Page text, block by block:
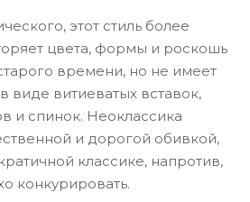
этот стиль более
цвета, формы и роскошь
времени, но не имеет
виде витиеватых вставок,
и спинок. Неоклассика
и дорогой обивкой,
классике, напротив,
конкурировать.